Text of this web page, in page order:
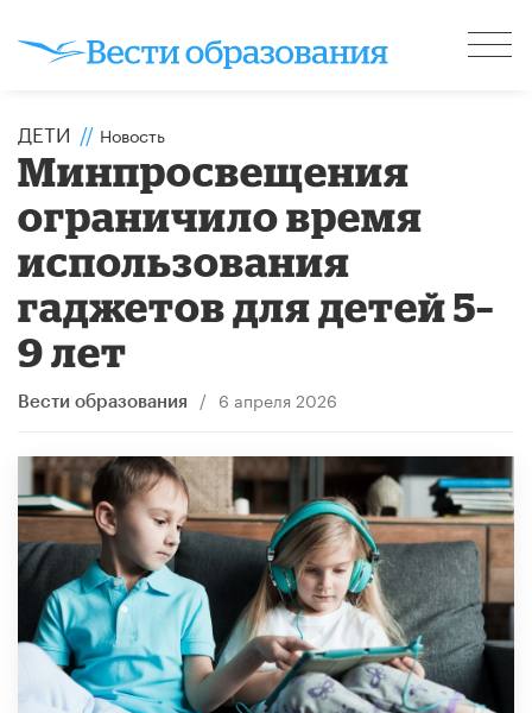
ДЕТИ // Новость
Минпросвещения
ограничило время
использования
гаджетов для детей 5–
9 лет
Вести образования / 6 апреля 2026